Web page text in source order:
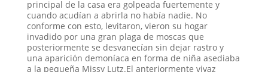
principal de la casa era golpeada fuertemente y
cuando acudían a abrirla no había nadie. No
conforme con esto, levitaron, vieron su hogar
invadido por una gran plaga de moscas que
posteriormente se desvanecían sin dejar rastro y
una aparición demoníaca en forma de niña asediaba
a la pequeña Missy Lutz.El anteriormente vivaz